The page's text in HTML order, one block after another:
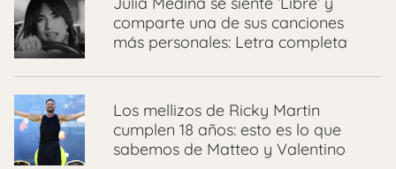
comparte una de sus canciones
más personales: Letra completa
Los mellizos de Ricky Martin
cumplen 18 años: esto es lo que
sabemos de Matteo y Valentino